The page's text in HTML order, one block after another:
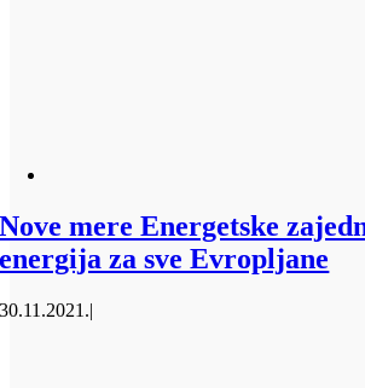
Nove mere Energetske
energija za sve Evropljane
30.11.2021.|